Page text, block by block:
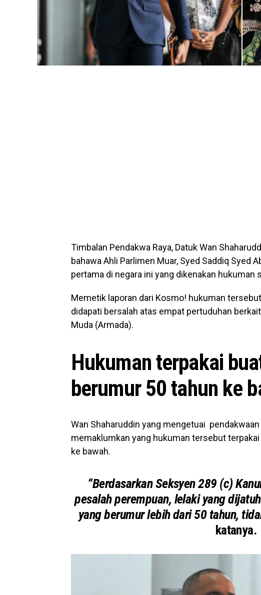
Timbalan Pendakwa Raya, Datuk Wan
bahawa Ahli Parlimen Muar, Syed Saddiq Syed
pertama di negara ini yang dikenakan hukuman
Memetik laporan dari Kosmo! hukuman
didapati bersalah atas empat pertuduhan
Muda (Armada).
Hukuman terpakai
berumur 50 tahun ke
Wan Shaharuddin yang mengetuai
memaklumkan yang hukuman tersebut
ke bawah.
“Berdasarkan Seksyen 289 (c)
pesalah perempuan, lelaki yang
yang berumur lebih dari 50 tahun,
katanya.